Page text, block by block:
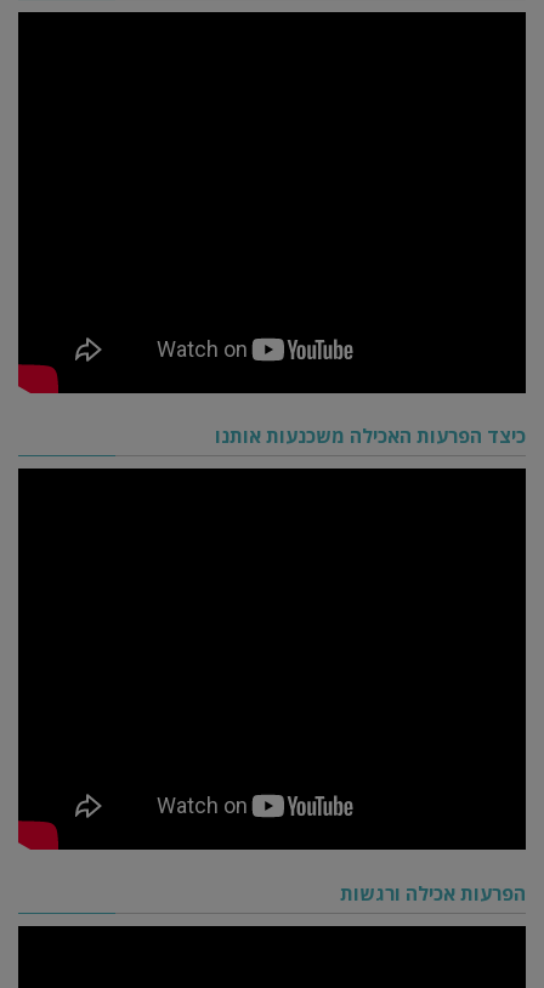
כיצד הפרעות האכילה משכנעות אותנו
הפרעות אכילה ורגשות